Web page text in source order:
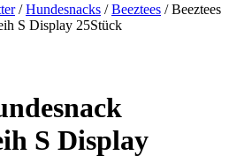
/Hundesnacks /Beeztees / Beeztees
S Display 25Stück
S Display